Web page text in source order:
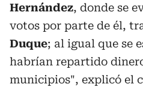
Hernández, donde se
votos por parte de él,
Duque; al igual que se
habrían repartido
municipios", explicó el